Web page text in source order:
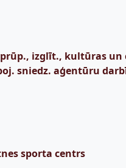
izglīt., kultūras un
sniedz. aģentūru
sporta centrs